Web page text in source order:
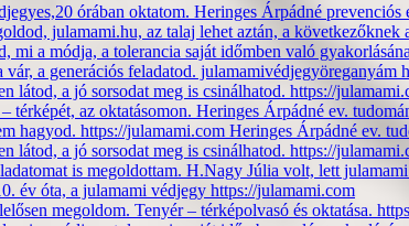
órában oktatom. Heringes Árpádné prevenciós
julamami.hu, az talaj lehet aztán, a
mi a módja, a tolerancia saját időmben való
a generációs feladatod. julamamivédjegyöreganyám
látod, a jó sorsodat meg is csinálhatod. https://
térképét, az oktatásomon. Heringes Árpádné ev.
hagyod. https://julamami.com Heringes Árpádné ev.
látod, a jó sorsodat meg is csinálhatod. https://
is megoldottam. H.Nagy Júlia volt, lett
év óta, a julamami védjegy https://julamami.com
megoldom. Tenyér – térképolvasó és oktatása.